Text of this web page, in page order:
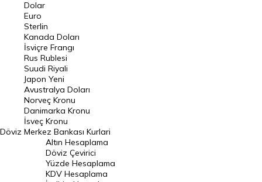
Pound Kuru
Frank Kuru
Riyal Kuru
Avustralya Doları
Danimarka Kronu Kuru
Kanada Doları Kuru
Norveç Kronu Kuru
İsveç Kronu Kuru
Japon Yeni Kuru
Döviz
Dolar
Euro
Sterlin
Kanada Doları
İsviçre Frangı
Rus Rublesi
Suudi Riyali
Japon Yeni
Avustralya Doları
Norveç Kronu
Danimarka Kronu
İsveç Kronu
Merkez Bankası Kurlari
Altın Hesaplama
Döviz Çevirici
Yüzde Hesaplama
KDV Hesaplama